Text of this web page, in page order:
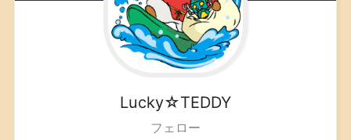
Lucky☆TEDDY
フェロー